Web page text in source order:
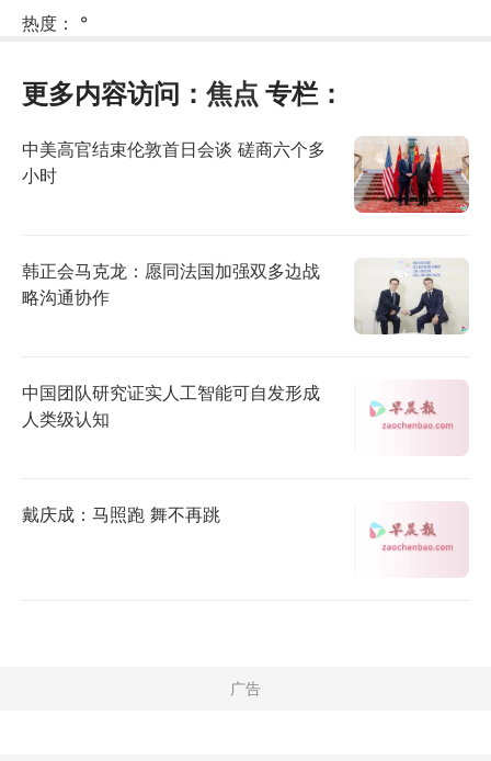
热度： °
更多内容访问： 焦点 专栏：
中美高官结束伦敦首日会谈 磋商六个多
小时
韩正会马克龙：愿同法国加强双多边战
略沟通协作
中国团队研究证实人工智能可自发形成
人类级认知
戴庆成：马照跑 舞不再跳